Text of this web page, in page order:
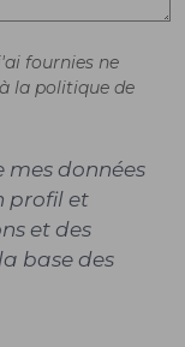
fournies ne
la politique de
mes données
profil et
et des
base des